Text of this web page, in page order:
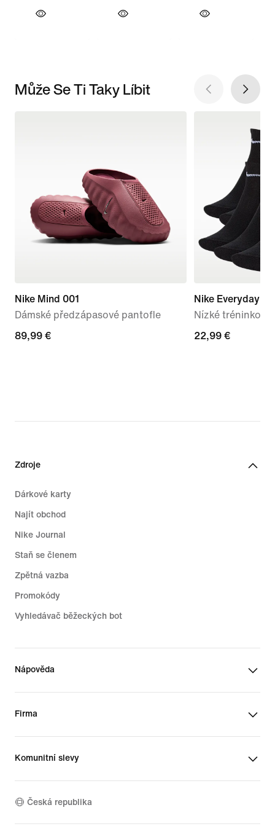
Může Se Ti Taky Líbit
Nike Mind 001
Dámské předzápasové pantofle
89,99 €
89,99 €
Nike Everyday
Nízké
22,99 €
22,99 €
Zdroje
Dárkové karty
Najít obchod
Nike Journal
Staň se členem
Zpětná vazba
Promokódy
Vyhledávač běžeckých bot
Nápověda
Firma
Komunitní slevy
Česká republika